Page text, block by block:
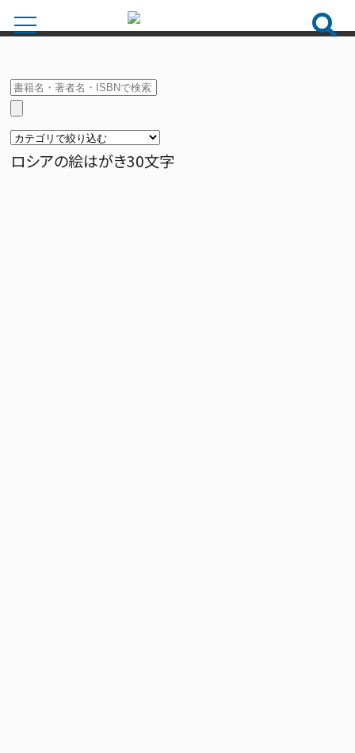
ロシアの絵はがき30文字